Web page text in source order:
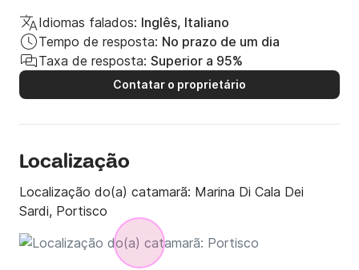
e tranquila. Obrigado a Davide e à equipe por tornar nossa
viagem tão memorável!
Idiomas falados: Inglês, Italiano
Tempo de resposta: No prazo de um dia
Taxa de resposta: Superior a 95%
Contatar o proprietário
Localização
Localização do(a) catamarã: Marina Di Cala Dei
Sardi, Portisco